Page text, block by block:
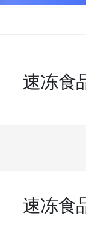
速冻食
速冻食